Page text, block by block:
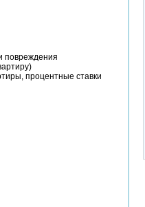
повреждения
процентные ставки